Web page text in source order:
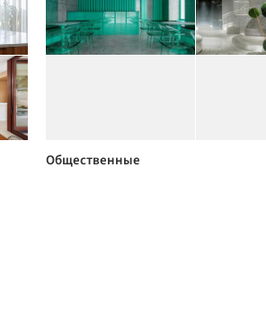
Общественные